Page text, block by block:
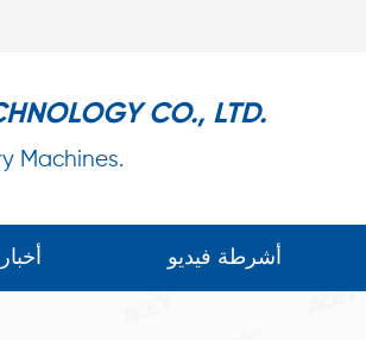
CO., LTD.
Machines.
أخبار أشرطة فيديو